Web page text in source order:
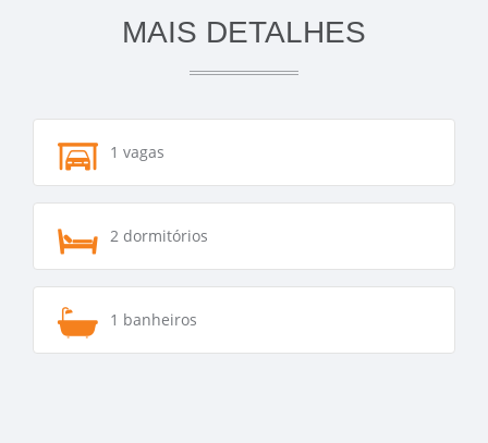
MAIS DETALHES
1 vagas
2 dormitórios
1 banheiros